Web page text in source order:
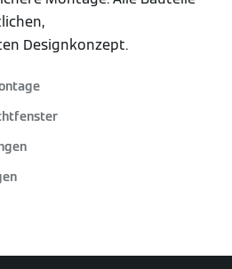
Designkonzept.